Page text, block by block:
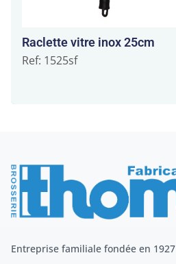
Raclette vitre inox 25cm
Ref: 1525sf
Entreprise familiale fondée en 1927